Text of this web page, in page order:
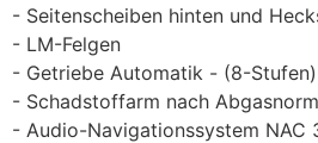
Seitenscheiben hinten und
LM-Felgen
Getriebe Automatik - (8-Stufen)
Schadstoffarm nach
Audio-Navigationssystem NAC